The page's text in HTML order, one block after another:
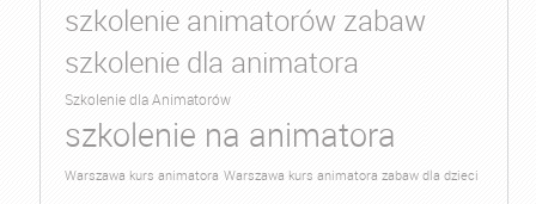
szkolenie animatorów zabaw
szkolenie dla animatora
Szkolenie dla Animatorów
szkolenie na animatora
Warszawa kurs animatora Warszawa kurs animatora zabaw dla dzieci